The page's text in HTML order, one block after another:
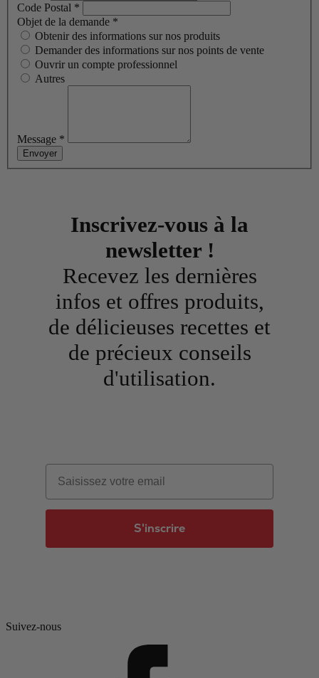
Code Postal *
Objet de la demande *
Obtenir des informations sur nos produits
Demander des informations sur nos points de vente
Ouvrir un compte professionnel
Autres
Message *
Envoyer
Inscrivez-vous à la
newsletter !
Recevez les dernières
infos et offres produits,
de délicieuses recettes et
de précieux conseils
d'utilisation.
Email
S'inscrire
Suivez-nous